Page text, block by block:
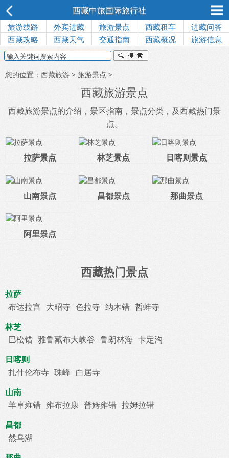
西藏中旅国际旅行社
旅游线路 外宾进藏 旅游景点 西藏租车
进藏问答
西藏攻略
西藏天气 交通指南 西藏概况 旅游信息
您的位置： 西藏旅游 > 旅游景点 >
西藏旅游景点
西藏旅游景点的介绍，景区指南，景点分类，及西藏热门景
点。
拉萨景点 林芝景点 日喀则景点
山南景点 昌都景点 那曲景点
阿里景点
西藏热门景点
拉萨
布达拉宫 大昭寺 色拉寺 纳木错 哲蚌寺
林芝
巴松错 雅鲁藏布大峡谷 鲁朗林海 卡定沟
日喀则
扎什伦布寺 珠峰 白居寺
山南
羊卓雍错 雍布拉康 普姆雍错 拉姆拉错
昌都
然乌湖